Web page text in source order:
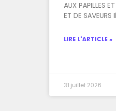
AUX PAPILLES
ET DE
LIRE L'ARTICLE »
31 juillet 2026